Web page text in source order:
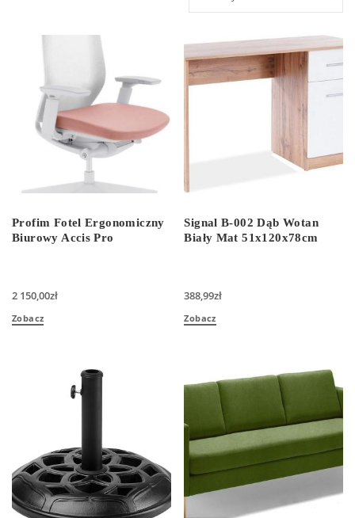
Profim Fotel Ergonomiczny
Biurowy Accis Pro
2 150,00zł
Zobacz
Signal B-002 Dąb Wotan
Biały Mat 51x120x78cm
388,99zł
Zobacz